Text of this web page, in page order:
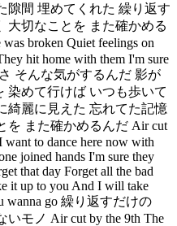
隙間 埋めてくれた 繰り返す
大切なことを また確かめる
broken Quiet feelings on
hit home with them I'm sure
そんな気がするんだ 影が
染めて行けば いつも歩いて
綺麗に見えた 忘れてた記憶
を また確かめるんだ Air cut
want to dance here now with
joined hands I'm sure they
that day Forget all the bad
it up to you And I will take
wanna go 繰り返すだけの
モノ Air cut by the 9th The